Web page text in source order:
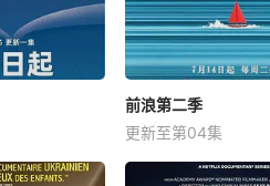
前浪第二季
更新至第04集